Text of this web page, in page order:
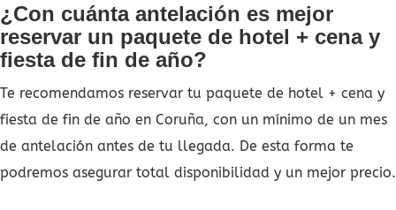
¿Con cuánta antelación es mejor
reservar un paquete de hotel + cena y
fiesta de fin de año?
Te recomendamos reservar tu paquete de hotel + cena y
fiesta de fin de año en Coruña, con un mínimo de un mes
de antelación antes de tu llegada. De esta forma te
podremos asegurar total disponibilidad y un mejor precio.